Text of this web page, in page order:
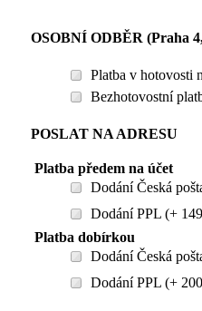
OSOBNÍ ODBĚR (Praha
Platba v hotovosti
Bezhotovostní
POSLAT NA ADRESU
Platba předem na účet
Dodání Česká
Dodání PPL (+
Platba dobírkou
Dodání Česká
Dodání PPL (+